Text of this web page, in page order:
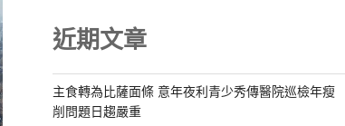
近期文章
主食轉為比薩面條 意年夜利青少秀傳醫院巡檢年瘦
削問題日趨嚴重